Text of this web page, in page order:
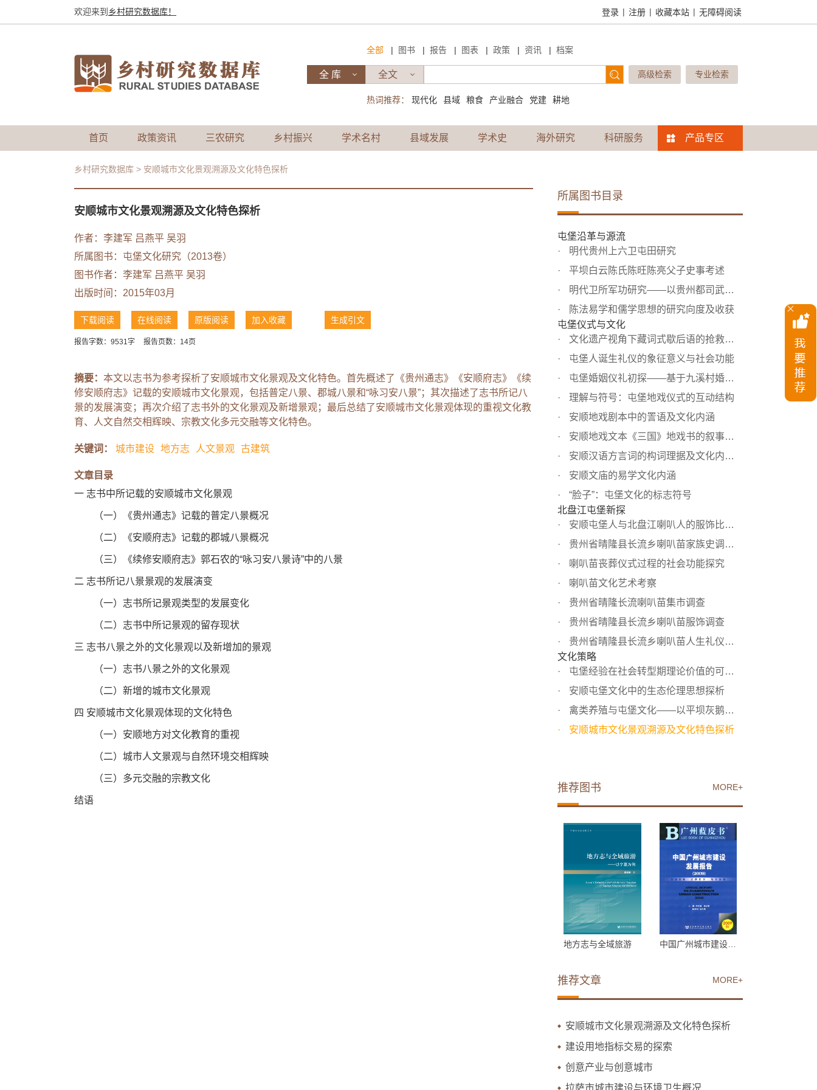
欢迎来到 乡村研究数据库！ 登录 | 注册 | 收藏本站 | 无障碍阅读
全部 | 图书 | 报告 | 图表 | 政策 | 资讯 | 档案
高级检索 专业检索
热词推荐： 现代化 县域 粮食 产业融合 党建 耕地
首页 政策资讯 三农研究 乡村振兴 学术名村 县域发展 学术史 海外研究 科研服务 产品专区
乡村研究数据库 > 安顺城市文化景观溯源及文化特色探析
安顺城市文化景观溯源及文化特色探析
作者：李建军 吕燕平 吴羽
所属图书： 屯堡文化研究（2013卷）
图书作者：李建军 吕燕平 吴羽
出版时间：2015年03月
下载阅读 在线阅读 原版阅读 加入收藏 生成引文
报告字数：9531字 报告页数：14页
摘要： 本文以志书为参考探析了安顺城市文化景观及文化特色。首先概述了《贵州通志》《安顺府志》《续
修安顺府志》记载的安顺城市文化景观，包括普定八景、郡城八景和“咏习安八景”；其次描述了志书所记八
景的发展演变；再次介绍了志书外的文化景观及新增景观；最后总结了安顺城市文化景观体现的重视文化教
育、人文自然交相辉映、宗教文化多元交融等文化特色。
关键词： 城市建设 地方志 人文景观 古建筑
文章目录
一 志书中所记载的安顺城市文化景观
（一）《贵州通志》记载的普定八景概况
（二）《安顺府志》记载的郡城八景概况
（三）《续修安顺府志》郭石农的“咏习安八景诗”中的八景
二 志书所记八景景观的发展演变
（一）志书所记景观类型的发展变化
（二）志书中所记景观的留存现状
三 志书八景之外的文化景观以及新增加的景观
（一）志书八景之外的文化景观
（二）新增的城市文化景观
四 安顺城市文化景观体现的文化特色
（一）安顺地方对文化教育的重视
（二）城市人文景观与自然环境交相辉映
（三）多元交融的宗教文化
结语
所属图书目录
屯堡沿革与源流
明代贵州上六卫屯田研究
平坝白云陈氏陈旺陈亮父子史事考述
明代卫所军功研究——以贵州都司武职选簿为中心
陈法易学和儒学思想的研究向度及收获
屯堡仪式与文化
文化遗产视角下藏词式歇后语的抢救与发掘——以屯堡人的“...
屯堡人诞生礼仪的象征意义与社会功能
屯堡婚姻仪礼初探——基于九溪村婚礼仪式的田野描写
理解与符号：屯堡地戏仪式的互动结构
安顺地戏剧本中的詈语及文化内涵
安顺地戏文本《三国》地戏书的叙事特色浅析
安顺汉语方言词的构词理据及文化内涵研究
安顺文庙的易学文化内涵
“脸子”：屯堡文化的标志符号
北盘江屯堡新探
安顺屯堡人与北盘江喇叭人的服饰比较——兼论明代屯军妇女...
贵州省晴隆县长流乡喇叭苗家族史调查与相关问题探析
喇叭苗丧葬仪式过程的社会功能探究
喇叭苗文化艺术考察
贵州省晴隆长流喇叭苗集市调查
贵州省晴隆县长流乡喇叭苗服饰调查
贵州省晴隆县长流乡喇叭苗人生礼仪调查
文化策略
屯堡经验在社会转型期理论价值的可能性探析
安顺屯堡文化中的生态伦理思想探析
禽类养殖与屯堡文化——以平坝灰鹅为例
安顺城市文化景观溯源及文化特色探析
MORE+
推荐图书
地方志与全域旅游 中国广州城市建设发展报...
MORE+
推荐文章
安顺城市文化景观溯源及文化特色探析
建设用地指标交易的探索
创意产业与创意城市
拉萨市城市建设与环境卫生概况